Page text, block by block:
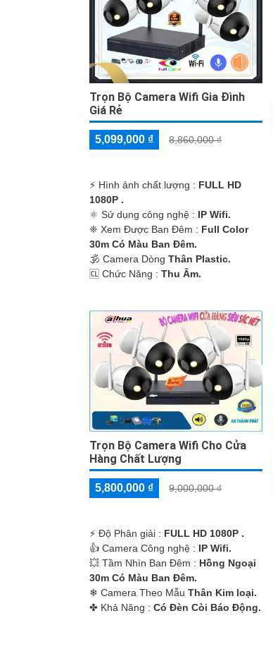
Trọn Bộ Camera Wifi Gia Đình
Giá Rẻ
5,099,000 ₫ 8,860,000 ₫
️⚡ Hình ảnh chất lượng : FULL HD
1080P .
⚛️ Sử dụng công nghệ : IP Wifi.
❈ Xem Được Ban Đêm : Full Color
30m Có Màu Ban Ðêm.
🕉️ Camera Dòng Thân Plastic.
️🆑 Chức Năng : Thu Âm.
Trọn Bộ Camera Wifi Cho Cửa
Hàng Chất Lượng
5,800,000 ₫ 9,000,000 ₫
️⚡ Độ Phân giải : FULL HD 1080P .
👍 Camera Công nghệ : IP Wifi.
💥 Tầm Nhìn Ban Đêm : Hồng Ngoại
30m Có Màu Ban Ðêm.
❄ Camera Theo Mẫu Thân Kim loại.
️✤ Khả Năng : Có Ðèn Còi Báo Động.